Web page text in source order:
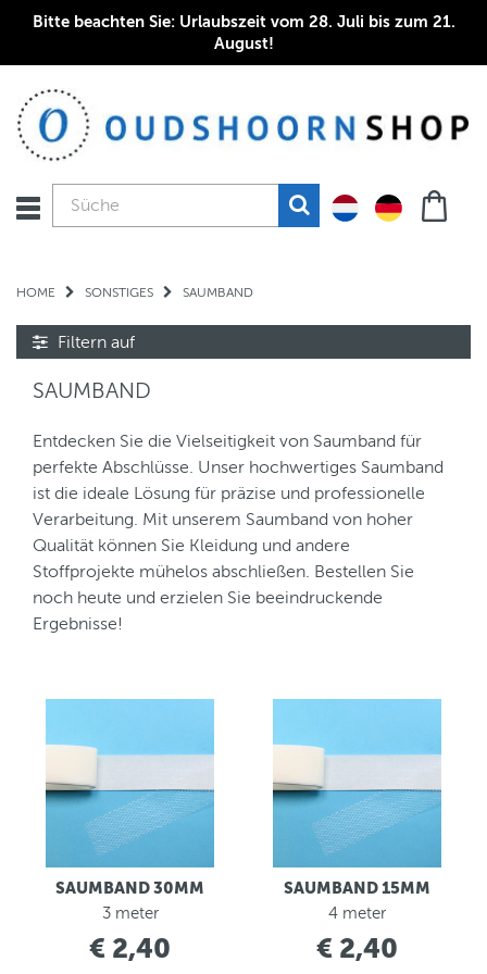
Bitte beachten Sie: Urlaubszeit vom 28. Juli bis zum 21.
August!
HOME SONSTIGES SAUMBAND
Filtern auf
SAUMBAND
Entdecken Sie die Vielseitigkeit von Saumband für
perfekte Abschlüsse. Unser hochwertiges Saumband
ist die ideale Lösung für präzise und professionelle
Verarbeitung. Mit unserem Saumband von hoher
Qualität können Sie Kleidung und andere
Stoffprojekte mühelos abschließen. Bestellen Sie
noch heute und erzielen Sie beeindruckende
Ergebnisse!
SAUMBAND 30MM
3 meter
€ 2,40
SAUMBAND 15MM
4 meter
€ 2,40